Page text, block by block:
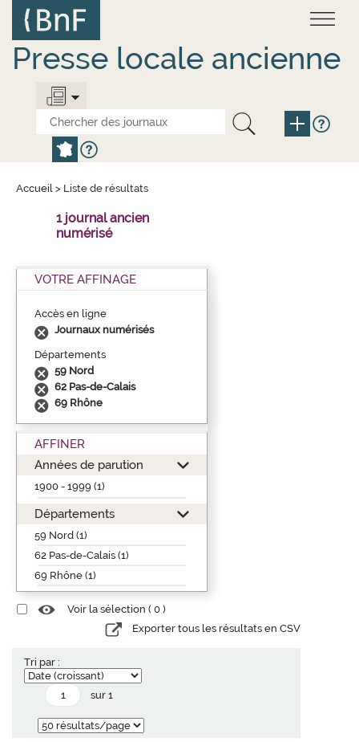
contenu
principal
Presse locale ancienne
Accueil > Liste de résultats
1 journal ancien
numérisé
VOTRE AFFINAGE
Accès en ligne
Journaux numérisés
Départements
59 Nord
62 Pas-de-Calais
69 Rhône
AFFINER
Années de parution
1900 - 1999 (1)
Départements
59 Nord (1)
62 Pas-de-Calais (1)
69 Rhône (1)
Voir la sélection ( 0 )
Exporter tous les résultats en CSV
Tri par :
sur 1
Panneau de gestion des cookies